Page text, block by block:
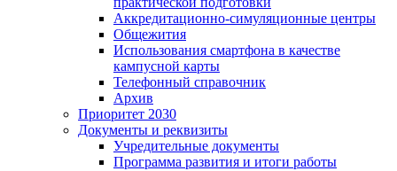
Аккредитационно-симуляционные центры
Общежития
Использования смартфона в качестве
кампусной карты
Телефонный справочник
Архив
Приоритет 2030
Документы и реквизиты
Учредительные документы
Программа развития и итоги работы